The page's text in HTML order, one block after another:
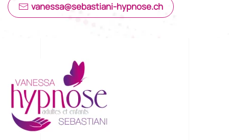
vanessa@sebastiani-hypnose.ch